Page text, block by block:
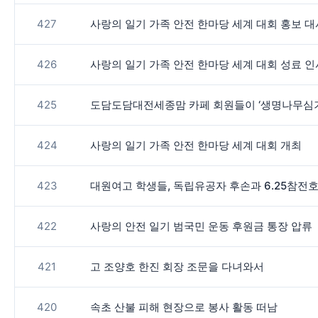
427 사랑의 일기 가족 안전 한마당 세계 대회 홍보
426 사랑의 일기 가족 안전 한마당 세계 대회 성료 인
425 도담도담대전세종맘 카페 회원들이 ‘생명나무
424 사랑의 일기 가족 안전 한마당 세계 대회 개최
423 대원여고 학생들, 독립유공자 후손과 6.25참전
422 사랑의 안전 일기 범국민 운동 후원금 통장 압류
421 고 조양호 한진 회장 조문을 다녀와서
420 속초 산불 피해 현장으로 봉사 활동 떠남